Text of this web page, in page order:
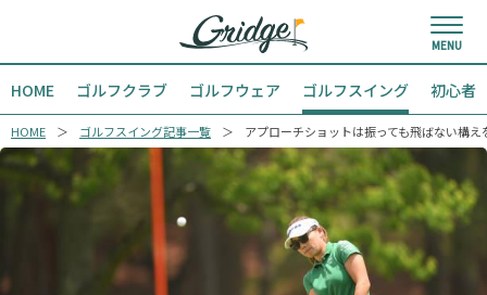
HOME ゴルフクラブ ゴルフウェア ゴルフスイング 初心者
HOME ゴルフスイング記事一覧 アプローチショットは振っても飛ばない構